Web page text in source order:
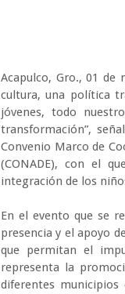
Acapulco, Gro., 01
cultura, una política
jóvenes, todo
transformación”,
Convenio Marco de
(CONADE), con el
integración de los
En el evento que se
presencia y el apoyo
que permitan el
representa la
diferentes